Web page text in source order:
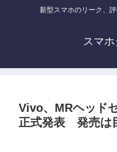
新型スマホのリーク、
スマホ
Vivo、MRヘッド
正式発表 発売は